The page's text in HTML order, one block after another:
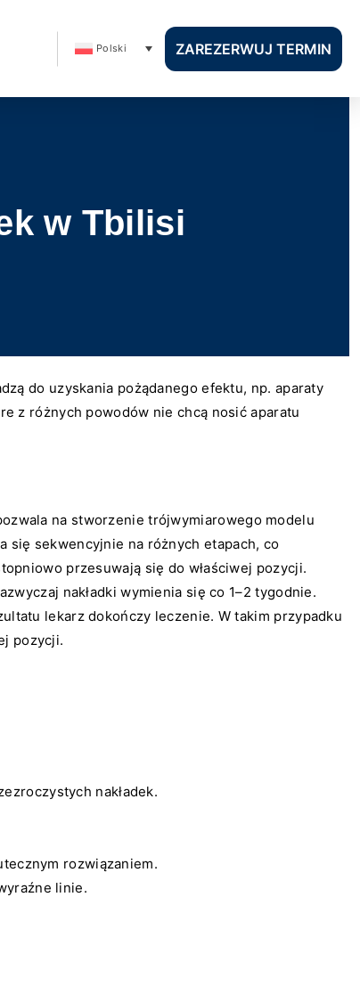
Polski ZAREZERWUJ TERMIN
w Tbilisi
do uzyskania pożądanego efektu, np. aparaty
z różnych powodów nie chcą nosić aparatu
na stworzenie trójwymiarowego modelu
się sekwencyjnie na różnych etapach, co
przesuwają się do właściwej pozycji.
nakładki wymienia się co 1–2 tygodnie.
lekarz dokończy leczenie. W takim przypadku
pozycji.
nakładek.
rozwiązaniem.
linie.